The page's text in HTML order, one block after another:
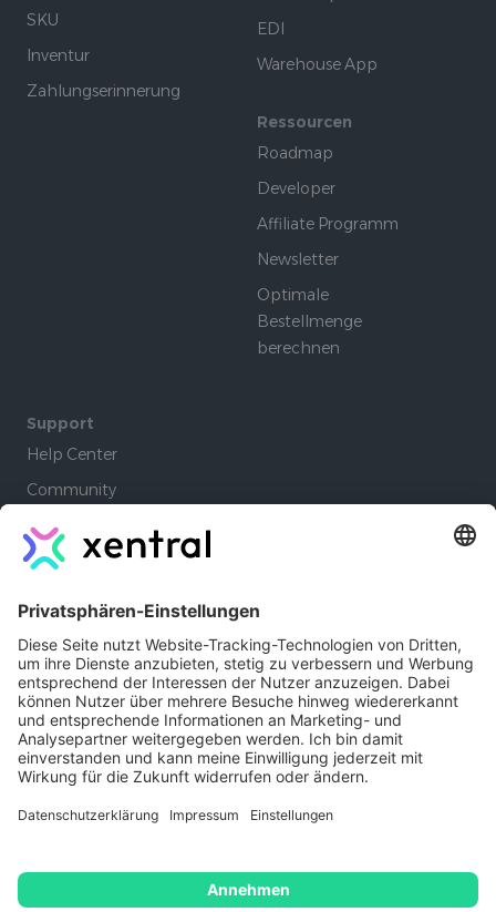
SKU
Inventur
Zahlungserinnerung
EDI
Warehouse App
Ressourcen
Roadmap
Developer
Affiliate Programm
Newsletter
Optimale
Bestellmenge
berechnen
Support
Help Center
Community
Academy
Lernpfade
Company
Autoren
Jobs
Kontakt
Xentral Erfahrungen
Copyright © 2026 - Xentral ERP